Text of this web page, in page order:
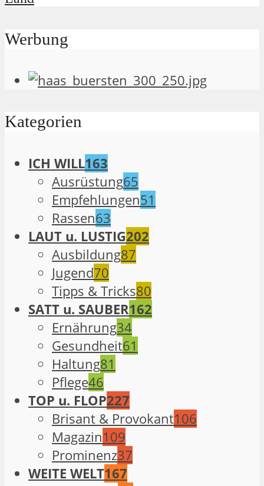
Werbung
Kategorien
ICH WILL163
Ausrüstung65
Empfehlungen51
Rassen63
LAUT u. LUSTIG202
Ausbildung87
Jugend70
Tipps & Tricks80
SATT u. SAUBER162
Ernährung34
Gesundheit61
Haltung81
Pflege46
TOP u. FLOP227
Brisant & Provokant106
Magazin109
Prominenz37
WEITE WELT167